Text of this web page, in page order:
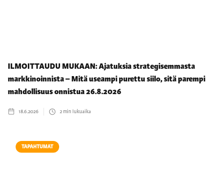
ILMOITTAUDU MUKAAN: Ajatuksia strategisemmasta
markkinoinnista – Mitä useampi purettu siilo, sitä parempi
mahdollisuus onnistua 26.8.2026
18.6.2026 2min lukuaika
TAPAHTUMAT